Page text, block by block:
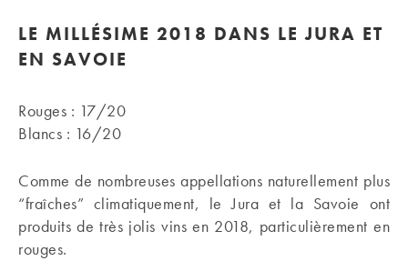
LE MILLÉSIME 2018 DANS LE JURA ET
EN SAVOIE
Rouges : 17/20
Blancs : 16/20
Comme de nombreuses appellations naturellement plus
“fraîches” climatiquement, le Jura et la Savoie ont
produits de très jolis vins en 2018, particulièrement en
rouges.